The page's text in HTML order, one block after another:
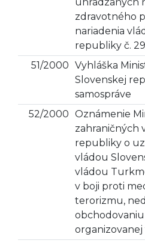
zdravotného
nariadenia
republiky č.
51/2000 Vyhláška
Slovenskej
samospráve
52/2000 Oznámenie
zahraničných
republiky o
vládou
vládou
v boji proti
terorizmu,